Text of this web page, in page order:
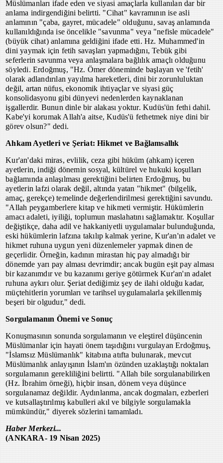
Müslümanları ifade eden ve siyasi amaçlarla kullanılan dar bir
anlama indirgendiğini belirtti. "Cihat" kavramının ise asli
anlamının "çaba, gayret, mücadele" olduğunu, savaş anlamında
kullanıldığında ise öncelikle "savunma" veya "nefisle mücadele"
(büyük cihat) anlamına geldiğini ifade etti. Hz. Muhammed'in
dini yaymak için fetih savaşları yapmadığını, Tebük gibi
seferlerin savunma veya anlaşmalara bağlılık amaçlı olduğunu
söyledi. Erdoğmuş, "Hz. Ömer döneminde başlayan ve 'fetih'
olarak adlandırılan yayılma hareketleri, dini bir zorunluluktan
değil, artan nüfus, ekonomik ihtiyaçlar ve siyasi güç
konsolidasyonu gibi dünyevi nedenlerden kaynaklanan
işgallerdir. Bunun dinle bir alakası yoktur. Kudüs'ün fethi dahil.
Kabe'yi korumak Allah'a aitse, Kudüs'ü fethetmek niye dini bir
görev olsun?" dedi.
Ahkam Ayetleri ve Şeriat: Hikmet ve Bağlamsallık
Kur'an'daki miras, evlilik, ceza gibi hüküm (ahkam) içeren
ayetlerin, indiği dönemin sosyal, kültürel ve hukuki koşulları
bağlamında anlaşılması gerektiğini belirten Erdoğmuş, bu
ayetlerin lafzi olarak değil, altında yatan "hikmet" (bilgelik,
amaç, gerekçe) temelinde değerlendirilmesi gerektiğini savundu.
"Allah peygamberlere kitap ve hikmeti vermiştir. Hükümlerin
amacı adaleti, iyiliği, toplumun maslahatını sağlamaktır. Koşullar
değiştikçe, daha adil ve hakkaniyetli uygulamalar bulunduğunda,
eski hükümlerin lafzına takılıp kalmak yerine, Kur'an'ın adalet ve
hikmet ruhuna uygun yeni düzenlemeler yapmak dinen de
geçerlidir. Örneğin, kadının mirastan hiç pay almadığı bir
dönemde yarı pay alması devrimdir; ancak bugün eşit pay alması
bir kazanımdır ve bu kazanımı geriye götürmek Kur'an'ın adalet
ruhuna aykırı olur. Şeriat dediğimiz şey de ilahi olduğu kadar,
müçtehitlerin yorumları ve tarihsel uygulamalarla şekillenmiş
beşeri bir olgudur," dedi.
Sorgulamanın Önemi ve Sonuç
Konuşmasının sonunda sorgulamanın ve eleştirel düşüncenin
Müslümanlar için hayati önem taşıdığını vurgulayan Erdoğmuş,
"İslamsız Müslümanlık" kitabına atıfta bulunarak, mevcut
Müslümanlık anlayışının İslam'ın özünden uzaklaştığı noktaları
sorgulamanın gerekliliğini belirtti. "Allah bile sorgulanabilirken
(Hz. İbrahim örneği), hiçbir insan, dönem veya düşünce
sorgulanamaz değildir. Aydınlanma, ancak dogmaları, ezberleri
ve kutsallaştırılmış kabulleri akıl ve bilgiyle sorgulamakla
mümkündür," diyerek sözlerini tamamladı.
Haber Merkezi...
(ANKARA- 19 Nisan 2025)